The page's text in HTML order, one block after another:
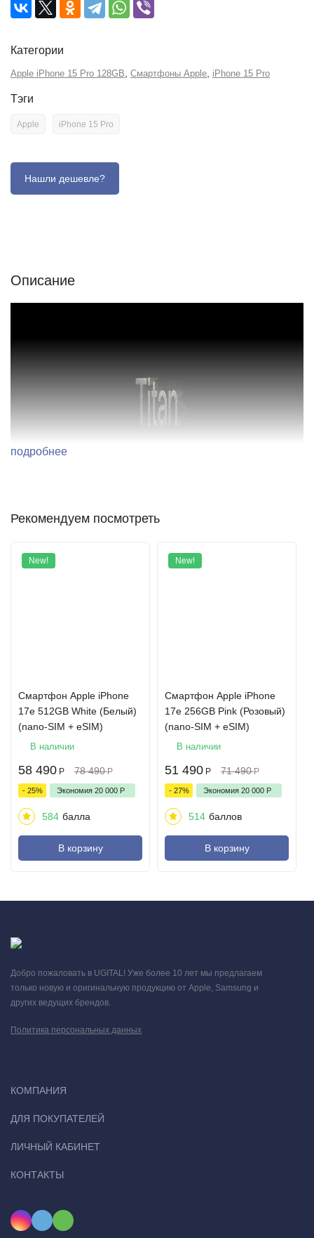
Категории
Apple iPhone 15 Pro 128GB Смартфоны Apple iPhone 15 Pro
Тэги
Apple iPhone 15 Pro
Описание
подробнее
Рекомендуем посмотреть
New!
Смартфон Apple iPhone
17e 512GB White (Белый)
(nano-SIM + eSIM)
В наличии
58 490 Р 78 490 Р
- 25% Экономия 20 000 Р
584 балла
В корзину
New!
Смартфон Apple iPhone
17e 256GB Pink (Розовый)
(nano-SIM + eSIM)
В наличии
51 490 Р 71 490 Р
- 27% Экономия 20 000 Р
514 баллов
В корзину
Добро пожаловать в UGITAL! Уже более 10 лет мы предлагаем
только новую и оригинальную продукцию от Apple, Samsung и
других ведущих брендов.
Политика персональных данных
КОМПАНИЯ
ДЛЯ ПОКУПАТЕЛЕЙ
ЛИЧНЫЙ КАБИНЕТ
КОНТАКТЫ